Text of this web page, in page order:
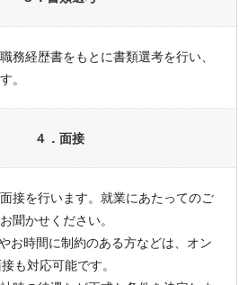
務経歴書をもとに書類選考を行い、
。
４．面接
接を行います。就業にあたってのご
聞かせください。
お時間に制約のある方などは、オン
も対応可能です。